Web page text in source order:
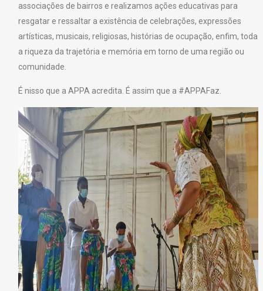
associações de bairros e realizamos ações educativas para
resgatar e ressaltar a existência de celebrações, expressões
artísticas, musicais, religiosas, histórias de ocupação, enfim, toda
a riqueza da trajetória e memória em torno de uma região ou
comunidade.
É nisso que a APPA acredita. É assim que a #APPAFaz.